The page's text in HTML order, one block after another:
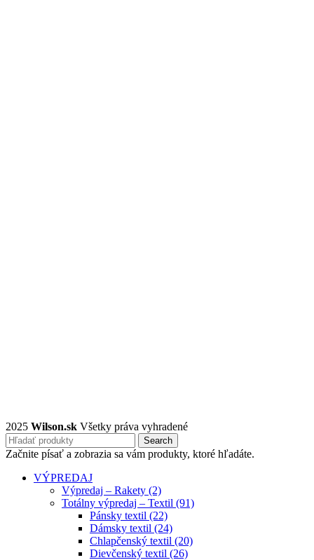
2025 Wilson.sk Všetky práva vyhradené
Search
Začnite písať a zobrazia sa vám produkty, ktoré hľadáte.
VÝPREDAJ
Výpredaj – Rakety (2)
Totálny výpredaj – Textil (91)
Pánsky textil (22)
Dámsky textil (24)
Chlapčenský textil (20)
Dievčenský textil (26)